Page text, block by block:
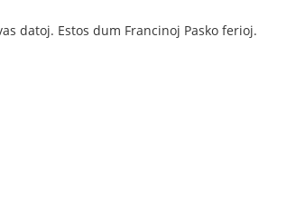
datoj. Estos dum Francinoj Pasko ferioj.